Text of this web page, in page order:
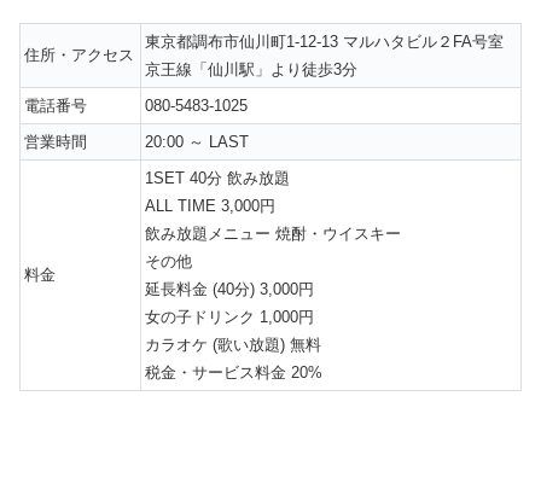
住所・アクセス
東京都調布市仙川町1-12-13 マルハタビル２FA号室
京王線「仙川駅」より徒歩3分
電話番号
080-5483-1025
営業時間
20:00 ～ LAST
料金
1SET 40分 飲み放題
ALL TIME 3,000円
飲み放題メニュー 焼酎・ウイスキー
その他
延長料金 (40分) 3,000円
女の子ドリンク 1,000円
カラオケ (歌い放題) 無料
税金・サービス料金 20%